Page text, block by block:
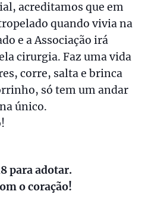
acreditamos que em
quando vivia na
e a Associação irá
cirurgia. Faz uma vida
corre, salta e brinca
só tem um andar
único.
para adotar.
o coração!